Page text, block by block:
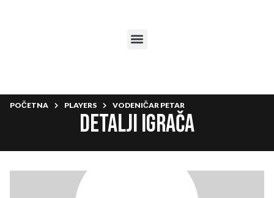
POČETNA PLAYERS VODENIČAR PETAR
Detalji igrača